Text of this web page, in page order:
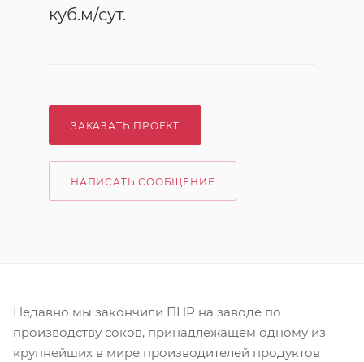
куб.м/сут.
ЗАКАЗАТЬ ПРОЕКТ
НАПИСАТЬ СООБЩЕНИЕ
Недавно мы закончили ПНР на заводе по
производству соков, принадлежащем одному из
крупнейших в мире производителей продуктов